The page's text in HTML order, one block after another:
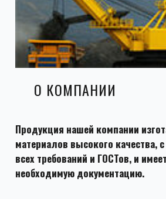
О КОМПАНИИ
Продукция нашей компании
материалов высокого качества,
всех требований и ГОСТов, и
необходимую документацию.